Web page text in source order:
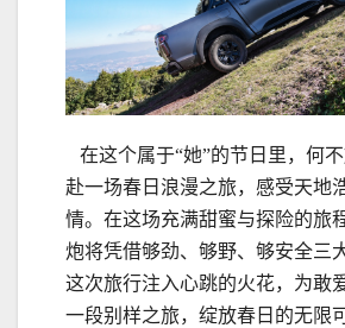
在这个属于“她”的节日里，何
赴一场春日浪漫之旅，感受天地
情。在这场充满甜蜜与探险的旅
炮将凭借够劲、够野、够安全三
这次旅行注入心跳的火花，为敢
一段别样之旅，绽放春日的无限